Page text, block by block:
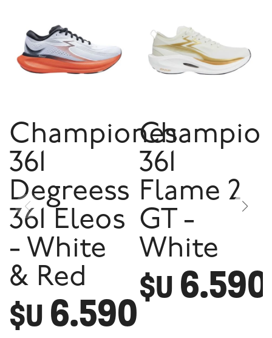
Championes
361
Degreess
361 Eleos
- White
& Red
$U 6.590
361
Flame 2
GT -
White
$U 6.590